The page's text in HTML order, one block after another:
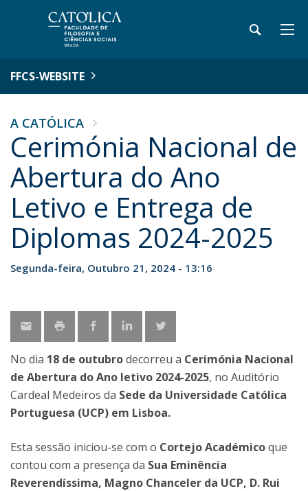
FFCS-WEBSITE
A CATÓLICA
Cerimónia Nacional de
Abertura do Ano
Letivo e Entrega de
Diplomas 2024-2025
Segunda-feira, Outubro 21, 2024 - 13:16
No dia 18 de outubrodecorreu a Cerimónia Nacional
de Abertura do Ano letivo 2024-2025, no Auditório
Cardeal Medeiros da Sede da Universidade Católica
Portuguesa (UCP) em Lisboa.
Esta sessão iniciou-se com o Cortejo Académicoque
contou com a presença da Sua Eminência
Reverendíssima, Magno Chanceler da UCP, D. Rui